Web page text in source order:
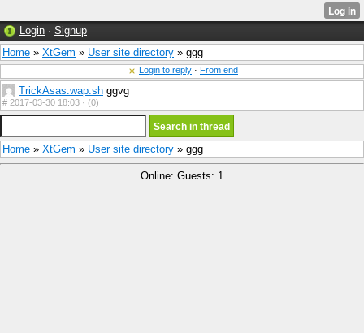
Login · Signup
Home » XtGem » User site directory » ggg
Login to reply · From end
TrickAsas.wap.sh ggvg
# 2017-03-30 18:03 · (0)
Home » XtGem » User site directory » ggg
Online: Guests: 1